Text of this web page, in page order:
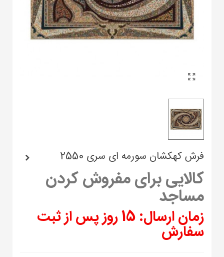
فرش کهکشان سورمه ای سری 2550
کالایی برای مفروش کردن
مساجد
زمان ارسال: 15 روز پس از ثبت
سفارش